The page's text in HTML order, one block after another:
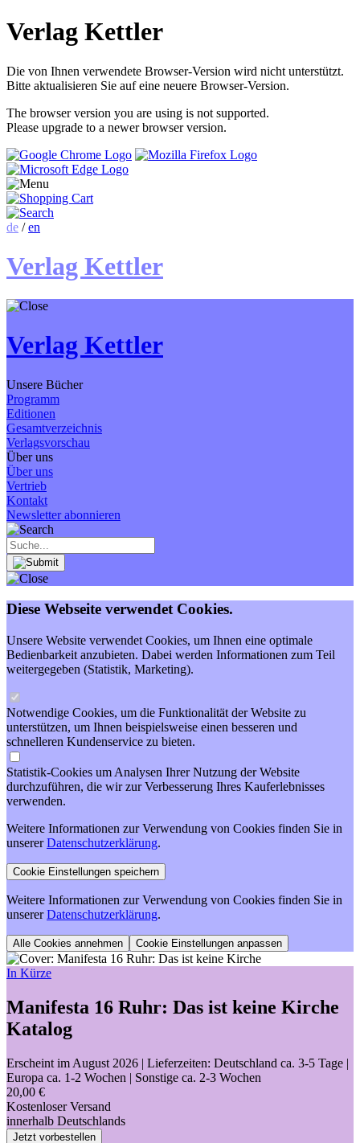
Verlag Kettler
Die von Ihnen verwendete Browser-Version wird nicht unterstützt.
Bitte aktualisieren Sie auf eine neuere Browser-Version.
The browser version you are using is not supported.
Please upgrade to a newer browser version.
de /en
Verlag Kettler
Verlag Kettler
Unsere Bücher
Programm
Editionen
Gesamtverzeichnis
Verlagsvorschau
Über uns
Über uns
Vertrieb
Kontakt
Newsletter abonnieren
Diese Webseite verwendet Cookies.
Unsere Website verwendet Cookies, um Ihnen eine optimale
Bedienbarkeit anzubieten. Dabei werden Informationen zum Teil
weitergegeben (Statistik, Marketing).
Notwendige Cookies, um die Funktionalität der Website zu
unterstützen, um Ihnen beispielsweise einen besseren und
schnelleren Kundenservice zu bieten.
Statistik-Cookies um Analysen Ihrer Nutzung der Website
durchzuführen, die wir zur Verbesserung Ihres Kauferlebnisses
verwenden.
Weitere Informationen zur Verwendung von Cookies finden Sie in
unsererDatenschutzerklärung.
Weitere Informationen zur Verwendung von Cookies finden Sie in
unsererDatenschutzerklärung.
Cookie Einstellungen anpassen
In Kürze
Manifesta 16 Ruhr: Das ist keine Kirche
Katalog
Erscheint im August 2026 | Lieferzeiten: Deutschland ca. 3-5 Tage |
Europa ca. 1-2 Wochen | Sonstige ca. 2-3 Wochen
20,00 €
Kostenloser Versand
innerhalb Deutschlands
Jetzt vorbestellen